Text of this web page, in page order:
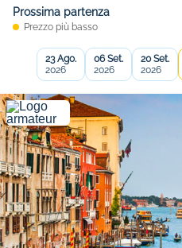
Prossima partenza
Prezzo più basso
23 Ago.
2026
06 Set.
2026
20 Set.
2026